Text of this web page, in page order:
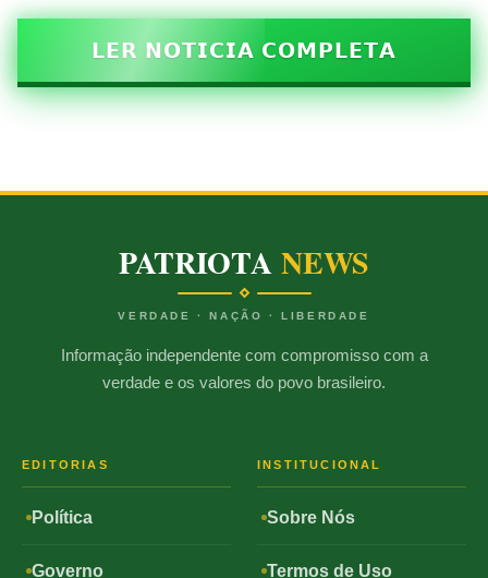
𝗟𝗘𝗥 𝗡𝗢𝗧𝗜𝗖𝗜𝗔 𝗖𝗢𝗠𝗣𝗟𝗘𝗧𝗔
PATRIOTANEWS
VERDADE · NAÇÃO · LIBERDADE
Informação independente com compromisso com a
verdade e os valores do povo brasileiro.
EDITORIAS
Política
Governo
INSTITUCIONAL
Sobre Nós
Termos de Uso